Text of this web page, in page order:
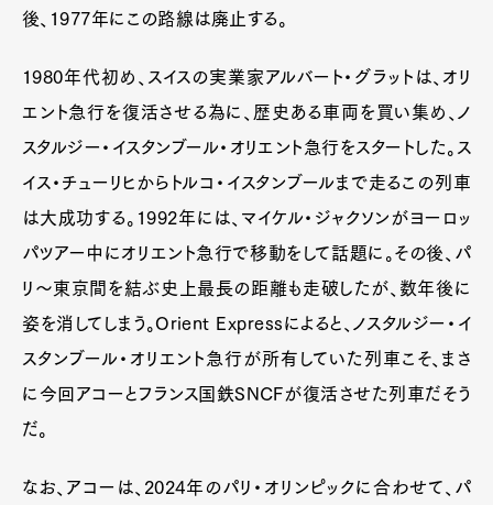
後、1977年にこの路線は廃止する。
1980年代初め、スイスの実業家アルバート・グラットは、オリ
エント急行を復活させる為に、歴史ある車両を買い集め、ノ
スタルジー・イスタンブール・オリエント急行をスタートした。ス
イス・チューリヒからトルコ・イスタンブールまで走るこの列車
は大成功する。1992年には、マイケル・ジャクソンがヨーロッ
パツアー中にオリエント急行で移動をして話題に。その後、パ
リ〜東京間を結ぶ史上最長の距離も走破したが、数年後に
姿を消してしまう。Orient Expressによると、ノスタルジー・イ
スタンブール・オリエント急行が所有していた列車こそ、まさ
に今回アコーとフランス国鉄SNCFが復活させた列車だそう
だ。
なお、アコーは、2024年のパリ・オリンピックに合わせて、パ